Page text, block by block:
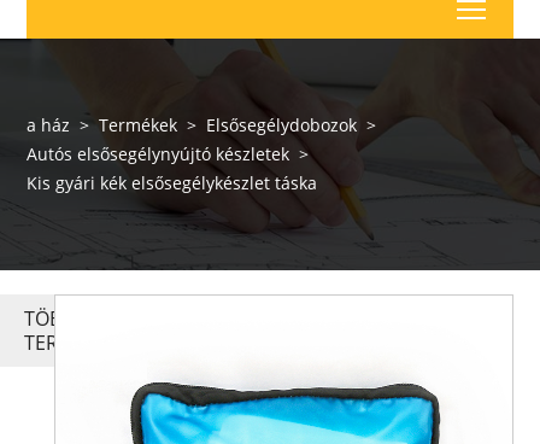
a ház > Termékek > Elsősegélydobozok >
Autós elsősegélynyújtó készletek >
Kis gyári kék elsősegélykészlet táska
TÖBB
TERMÉK